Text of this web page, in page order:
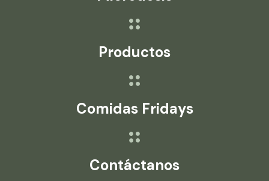
Productos
Comidas Fridays
Contáctanos